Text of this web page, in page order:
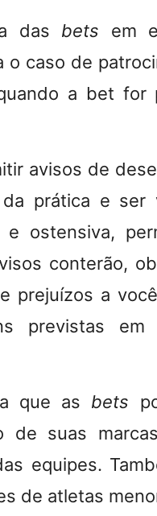
das bets em
o caso de
a bet for
avisos de
prática e ser
ostensiva,
conterão,
prejuízos a
previstas em
que as bets
de suas
equipes.
de atletas